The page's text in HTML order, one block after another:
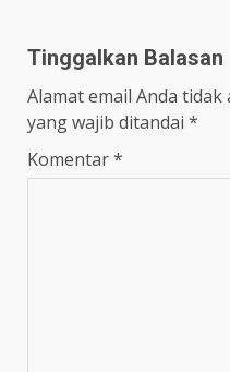
Tinggalkan Balasan
Alamat email Anda
yang wajib ditandai *
Komentar*